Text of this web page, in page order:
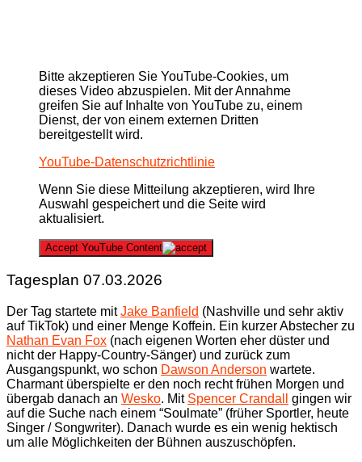
Bitte akzeptieren Sie YouTube-Cookies, um
dieses Video abzuspielen. Mit der Annahme
greifen Sie auf Inhalte von YouTube zu, einem
Dienst, der von einem externen Dritten
bereitgestellt wird.
YouTube-Datenschutzrichtlinie
Wenn Sie diese Mitteilung akzeptieren, wird Ihre
Auswahl gespeichert und die Seite wird
aktualisiert.
Accept YouTube Content
Tagesplan 07.03.2026
Der Tag startete mitJake Banfield (Nashville und sehr aktiv
auf TikTok) und einer Menge Koffein. Ein kurzer Abstecher zu
Nathan Evan Fox (nach eigenen Worten eher düster und
nicht der Happy-Country-Sänger) und zurück zum
Ausgangspunkt, wo schon Dawson Anderson wartete.
Charmant überspielte er den noch recht frühen Morgen und
übergab danach an Wesko. Mit Spencer Crandall
gingen wir
auf die Suche nach einem “Soulmate” (früher Sportler, heute
Singer / Songwriter). Danach wurde es ein wenig hektisch
um alle Möglichkeiten der Bühnen auszuschöpfen.